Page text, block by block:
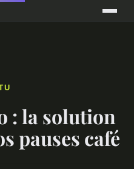
: la solution
pauses café